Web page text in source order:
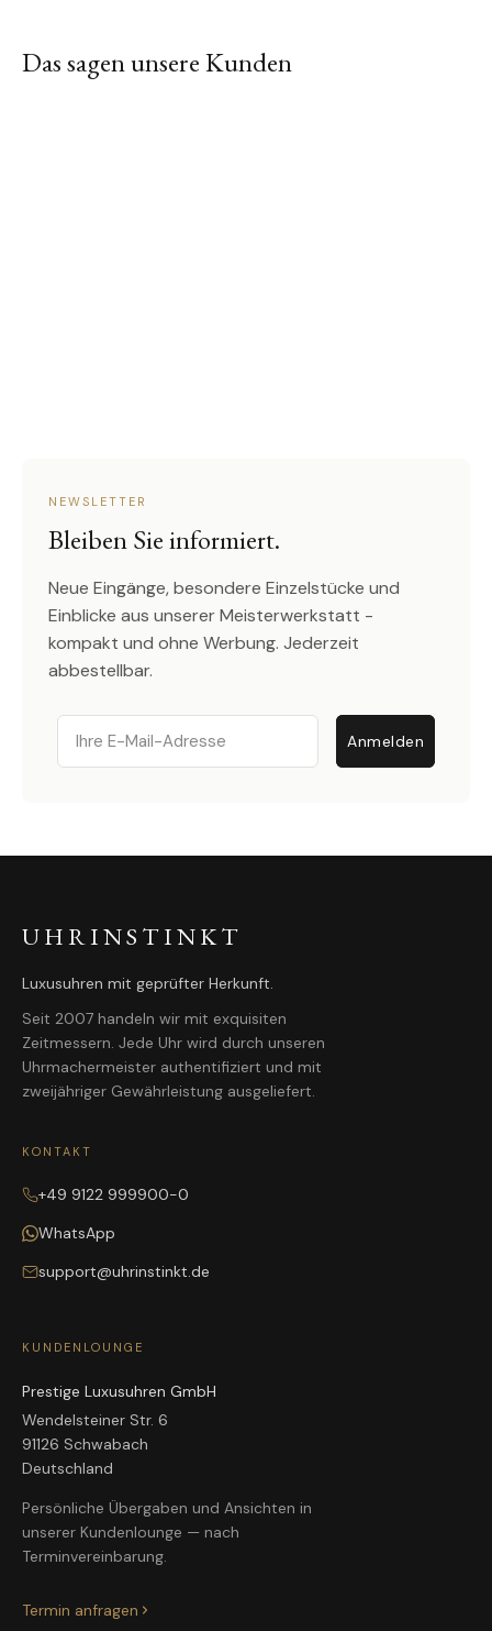
Das sagen unsere Kunden
NEWSLETTER
Bleiben Sie informiert.
Neue Eingänge, besondere Einzelstücke und
Einblicke aus unserer Meisterwerkstatt -
kompakt und ohne Werbung. Jederzeit
abbestellbar.
Email
Anmelden
UHRINSTINKT
Luxusuhren mit geprüfter Herkunft.
Seit 2007 handeln wir mit exquisiten
Zeitmessern. Jede Uhr wird durch unseren
Uhrmachermeister authentifiziert und mit
zweijähriger Gewährleistung ausgeliefert.
KONTAKT
+49 9122 999900-0
WhatsApp
support@uhrinstinkt.de
KUNDENLOUNGE
Prestige Luxusuhren GmbH
Wendelsteiner Str. 6
91126 Schwabach
Deutschland
Persönliche Übergaben und Ansichten in
unserer Kundenlounge — nach
Terminvereinbarung.
Termin anfragen